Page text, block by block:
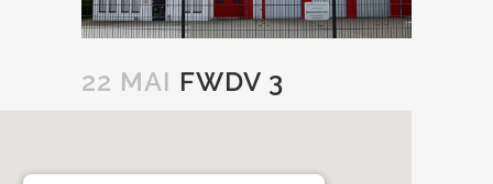
22 MAI FWDV 3